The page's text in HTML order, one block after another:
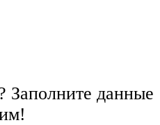
Заполните данные